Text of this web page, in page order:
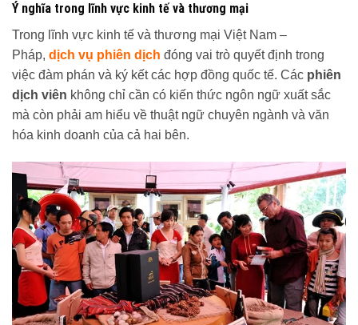
Ý nghĩa trong lĩnh vực kinh tế và thương mại
Trong lĩnh vực kinh tế và thương mại Việt Nam –
Pháp, dịch vụ phiên dịch đóng vai trò quyết định trong
việc đàm phán và ký kết các hợp đồng quốc tế. Các phiên
dịch viên không chỉ cần có kiến thức ngôn ngữ xuất sắc
mà còn phải am hiểu về thuật ngữ chuyên ngành và văn
hóa kinh doanh của cả hai bên.